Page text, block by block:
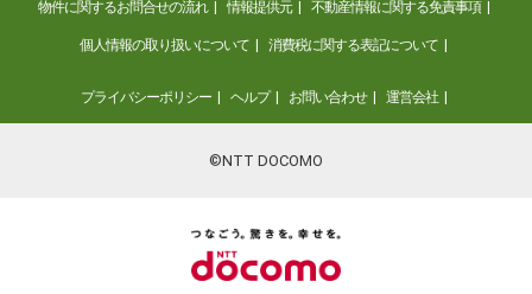
物件に関するお問合せの流れ 情報提供元 不動産情報に関する免責事項
個人情報の取り扱いについて 消費税に関する表記について
プライバシーポリシー ヘルプ お問い合わせ 運営会社
©NTT DOCOMO